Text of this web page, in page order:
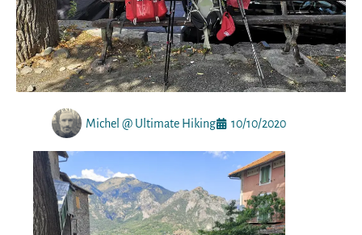
Michel @ Ultimate Hiking 10/10/2020